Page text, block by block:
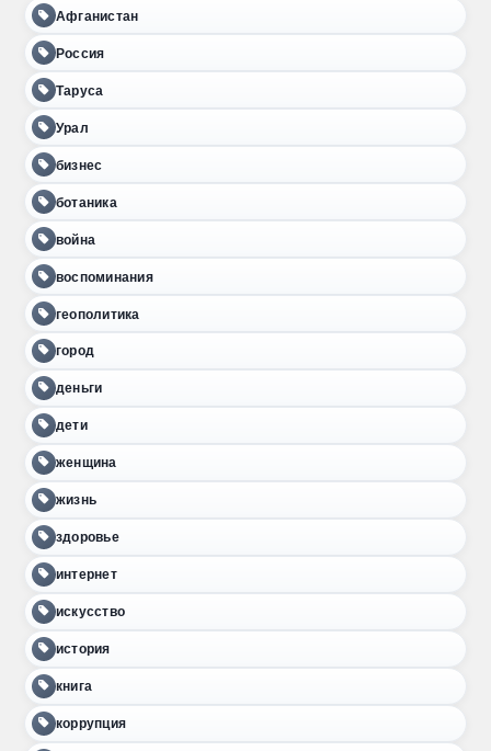
Афганистан
Россия
Таруса
Урал
бизнес
ботаника
война
воспоминания
геополитика
город
деньги
дети
женщина
жизнь
здоровье
интернет
искусство
история
книга
коррупция